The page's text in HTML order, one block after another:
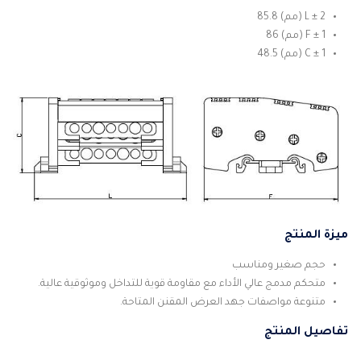
L ± 2 (مم) 85.8
F ± 1 (مم) 86
C ± 1 (مم) 48.5
ميزة المنتج
حجم صغير ومناسب
متحكم مدمج عالي الأداء مع مقاومة قوية للتداخل وموثوقية عالية.
متنوعة مواصفات جهد العرض المقنن المتاحة.
تفاصيل المنتج